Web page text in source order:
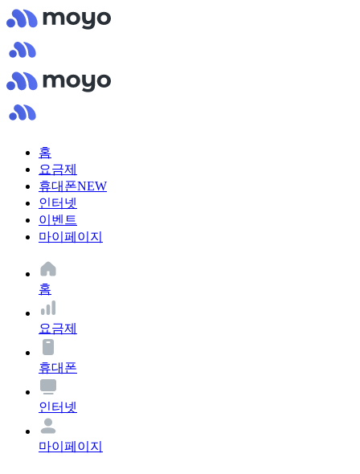
홈
요금제
휴대폰NEW
인터넷
이벤트
마이페이지
홈
요금제
휴대폰
인터넷
마이페이지